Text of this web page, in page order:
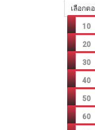
เลือกต
10
20
30
40
50
60